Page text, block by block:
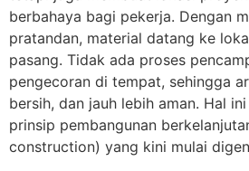
berbahaya bagi pekerja. Dengan
pratandan, material datang ke
pasang. Tidak ada proses
pengecoran di tempat, sehingga
bersih, dan jauh lebih aman. Hal
prinsip pembangunan
construction) yang kini mulai